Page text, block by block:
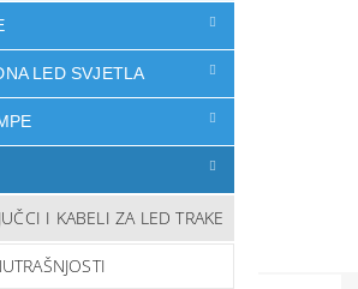
LED SVJETLA
I KABELI ZA LED TRAKE